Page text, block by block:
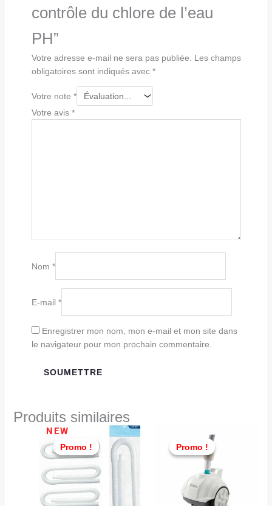
contrôle du chlore de l’eau
PH”
Votre adresse e-mail ne sera pas publiée. Les champs
obligatoires sont indiqués avec *
Votre note *
Votre avis *
Nom *
E-mail *
Enregistrer mon nom, mon e-mail et mon site dans
le navigateur pour mon prochain commentaire.
Produits similaires
Promo !
NEW
Promo !initial
était :
TND
49,000.
Le
prix
actuel
est :
28,900.
Promo !
Promo !
prix
initial
était :
TND
449,000.